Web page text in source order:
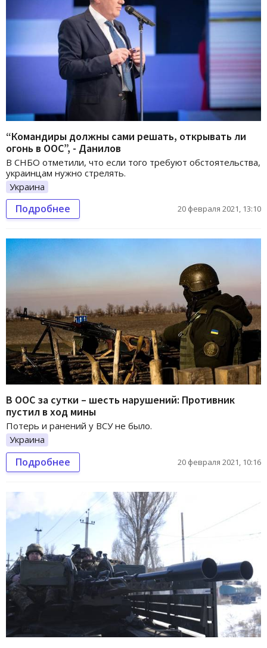
“Командиры должны сами решать, открывать ли
огонь в ООС”, - Данилов
В СНБО отметили, что если того требуют обстоятельства,
украинцам нужно стрелять.
Украина
Подробнее 20 февраля 2021, 13:10
В ООС за сутки – шесть нарушений: Противник
пустил в ход мины
Потерь и ранений у ВСУ не было.
Украина
Подробнее 20 февраля 2021, 10:16